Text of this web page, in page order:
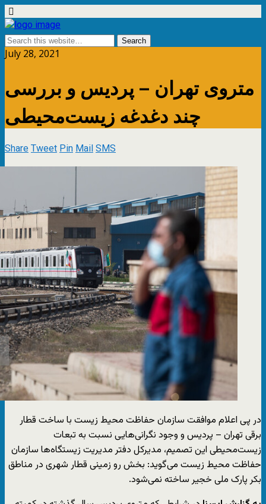
July 28, 2021
متروی تهران – پردیس و بررسی
چند دغدغه زیست‌محیطی
ShareTweetPinMailSMS
در پی اعلام موافقت سازمان حفاظت محیط زیست با ساخت قطار
برقی تهران – پردیس و وجود نگرانی‌هایی نسبت به تبعات
زیست‌محیطی این تصمیم، مدیرکل دفتر مدیریت زیستگاه‌ها سازمان
حفاظت محیط زیست می‌گوید: بخش رو زمینی قطار شهری در مناطق
بکر پارک ملی خجیر ساخته نمی‌شود.